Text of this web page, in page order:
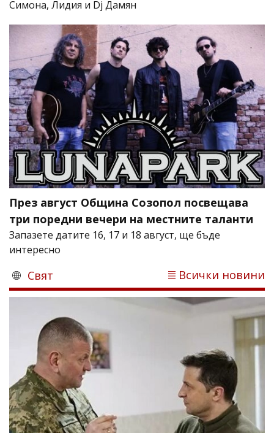
Симона, Лидия и Dj Дамян
През август Община Созопол посвещава
три поредни вечери на местните таланти
Запазете датите 16, 17 и 18 август, ще бъде
интересно
Свят Всички новини